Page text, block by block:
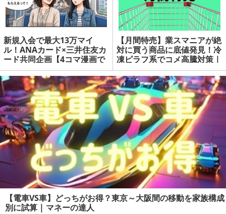
新規入会で最大13万マイ
ル！ANAカード×三井住友カ
ード共同企画【4コマ漫画で
要点整理】 | マネーの達人
【月間特売】業スマニアが絶
対に買う商品に底値発見！冷
凍ピラフ系でコメ高騰対策 |
マネーの達人
【電車VS車】どっちがお得？東京～大阪間の移動を家族構成
別に試算 | マネーの達人